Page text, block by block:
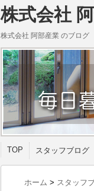
株式会社
株式会社 阿部産業 のブログ
TOP スタッフブログ
ホーム > スタッフ